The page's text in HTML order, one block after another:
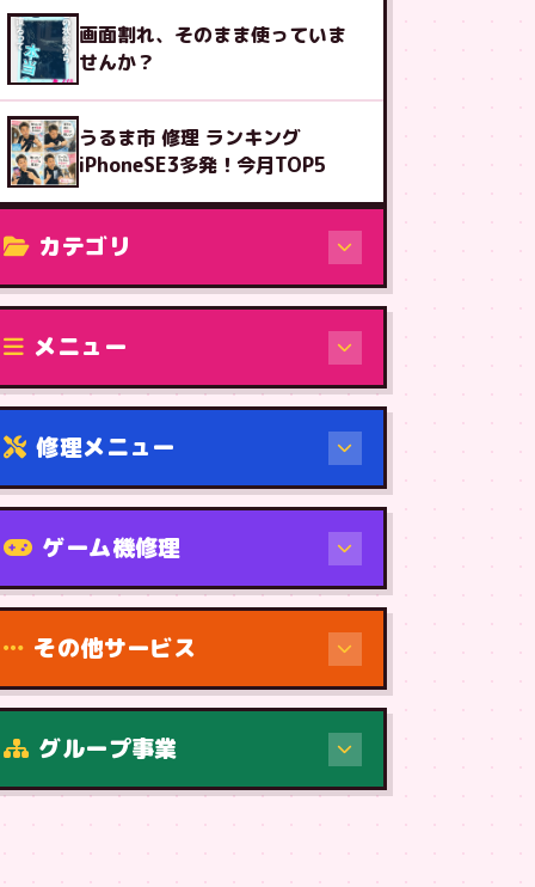
画面割れ、そのまま使っていま
せんか？
うるま市 修理 ランキング
iPhoneSE3多発！今月TOP5
カテゴリ
修理（機種から）
メニュー
修理メニュー
機種から
ゲーム機修理
その他サービス
グループ事業